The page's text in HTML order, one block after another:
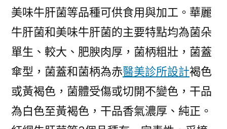
美味牛肝菌等品種可供食用與加工。華麗
牛肝菌和美味牛肝菌的主要特點均為菌朵
單生、較大、肥腴肉厚，菌柄粗壯，菌蓋
傘型，菌蓋和菌柄為赤醫美診所設計褐色
或黃褐色，菌體受傷或切開不變色，干品
為白色至黃褐色，干品香氣濃厚、純正。